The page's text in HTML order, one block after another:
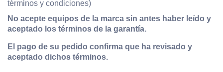
términos y condiciones)
No acepte equipos de la marca sin antes haber leído y
aceptado los términos de la garantía.
El pago de su pedido confirma que ha revisado y
aceptado dichos términos.